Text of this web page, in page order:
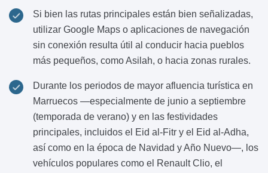
Si bien las rutas principales están bien señalizadas,
utilizar Google Maps o aplicaciones de navegación
sin conexión resulta útil al conducir hacia pueblos
más pequeños, como Asilah, o hacia zonas rurales.
Durante los periodos de mayor afluencia turística en
Marruecos —especialmente de junio a septiembre
(temporada de verano) y en las festividades
principales, incluidos el Eid al-Fitr y el Eid al-Adha,
así como en la época de Navidad y Año Nuevo—, los
vehículos populares como el Renault Clio, el